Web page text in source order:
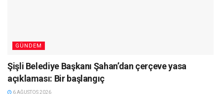
GÜNDEM
Şişli Belediye Başkanı Şahan’dan çerçeve yasa
açıklaması: Bir başlangıç
6 AĞUSTOS 2026